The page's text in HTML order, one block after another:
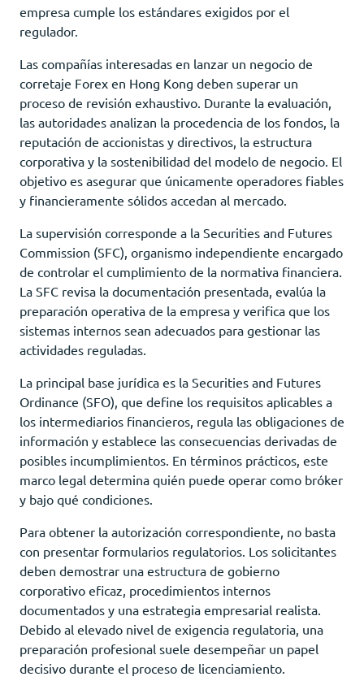
empresa cumple los estándares exigidos por el
regulador.
Las compañías interesadas en lanzar un negocio de
corretaje Forex en Hong Kong deben superar un
proceso de revisión exhaustivo. Durante la evaluación,
las autoridades analizan la procedencia de los fondos, la
reputación de accionistas y directivos, la estructura
corporativa y la sostenibilidad del modelo de negocio. El
objetivo es asegurar que únicamente operadores fiables
y financieramente sólidos accedan al mercado.
La supervisión corresponde a la Securities and Futures
Commission (SFC), organismo independiente encargado
de controlar el cumplimiento de la normativa financiera.
La SFC revisa la documentación presentada, evalúa la
preparación operativa de la empresa y verifica que los
sistemas internos sean adecuados para gestionar las
actividades reguladas.
La principal base jurídica es la Securities and Futures
Ordinance (SFO), que define los requisitos aplicables a
los intermediarios financieros, regula las obligaciones de
información y establece las consecuencias derivadas de
posibles incumplimientos. En términos prácticos, este
marco legal determina quién puede operar como bróker
y bajo qué condiciones.
Para obtener la autorización correspondiente, no basta
con presentar formularios regulatorios. Los solicitantes
deben demostrar una estructura de gobierno
corporativo eficaz, procedimientos internos
documentados y una estrategia empresarial realista.
Debido al elevado nivel de exigencia regulatoria, una
preparación profesional suele desempeñar un papel
decisivo durante el proceso de licenciamiento.